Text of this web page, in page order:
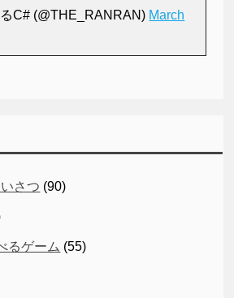
C# (@THE_RANRAN) March
さつ (90)
るゲーム (55)